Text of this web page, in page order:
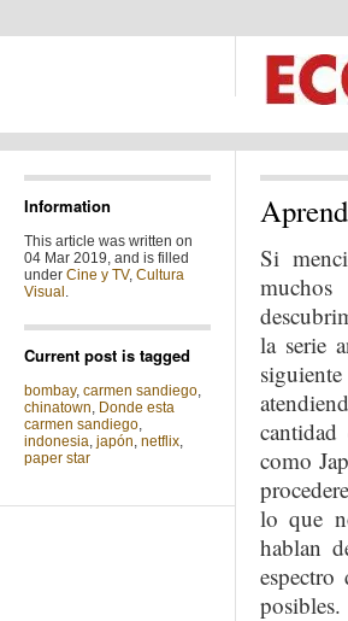
Information
This article was written on
04 Mar 2019, and is filled
under Cine y TV, Cultura
Visual .
Current post is tagged
bombay, carmen sandiego,
chinatown, Donde esta
carmen sandiego,
indonesia, japón, netflix,
paper star
Si
la serie
como
lo que
hablan
posibles.